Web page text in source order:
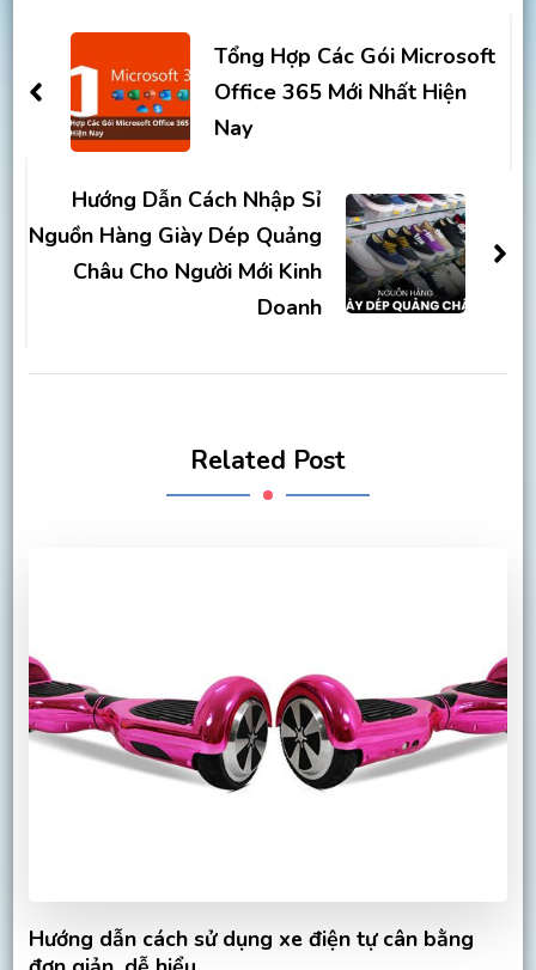
NavigationTổng Hợp Các Gói Microsoft
Office 365 Mới Nhất Hiện
Nay
Hướng Dẫn Cách Nhập Sỉ
Nguồn Hàng Giày Dép Quảng
Châu Cho Người Mới Kinh
Doanh
Related Post
Hướng dẫn cách sử dụng xe điện tự cân bằng